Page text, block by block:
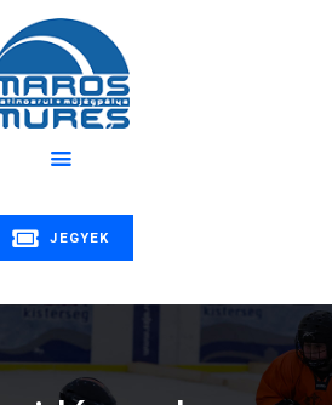
JEGYEK
MŰJÉGPÁLYA
Mureș | Maros műjégpálya